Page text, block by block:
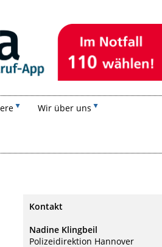
Wir über uns
Kontakt
Nadine Klingbeil
Polizeidirektion Hannover